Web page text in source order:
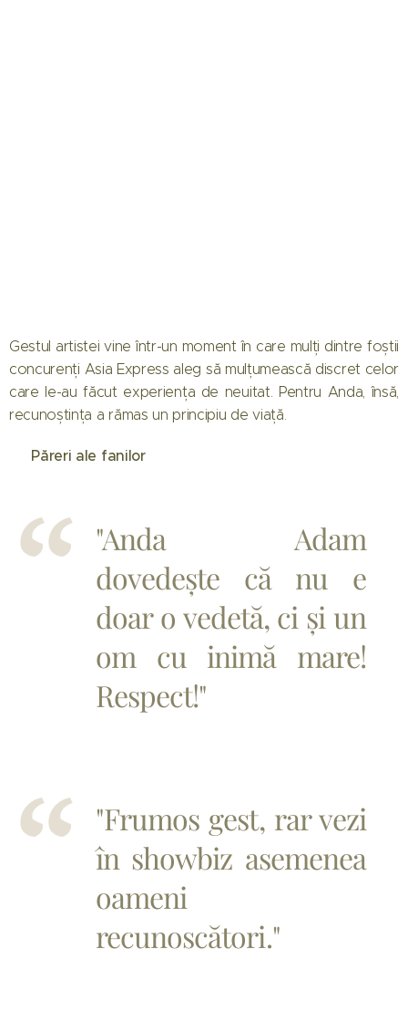
Gestul artistei vine într-un moment în care mulți dintre foștii
concurenți Asia Express aleg să mulțumească discret celor
care le-au făcut experiența de neuitat. Pentru Anda, însă,
recunoștința a rămas un principiu de viață.
💬 Păreri ale fanilor
"Anda Adam
dovedește că nu e
doar o vedetă, ci și un
om cu inimă mare!
Respect!"
"Frumos gest, rar vezi
în showbiz asemenea
oameni
recunoscători."